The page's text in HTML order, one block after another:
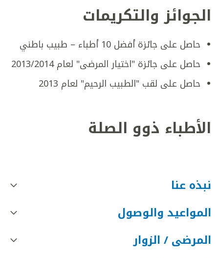
الجوائز والتكريمات
حاصل على جائزة أفضل 10 أطباء – طبيب باطني
حاصل على جائزة "اختيار المرضى" لعام 2013/2014
حاصل على لقب "الطبيب الرحيم" لعام 2013
الأطباء ذوو الصلة
نبذه عنا
المواعيد والوصول
المرضى / الزوار